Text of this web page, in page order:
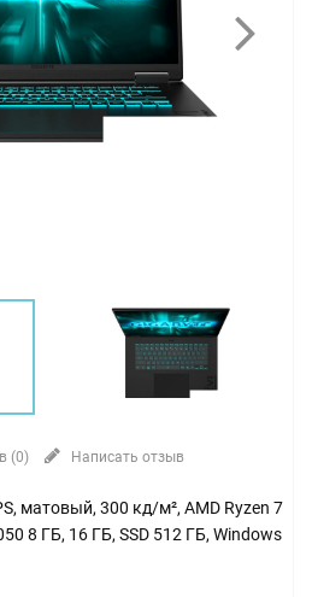
(0) Написать отзыв
матовый, 300 кд/м², AMD Ryzen 7
8 ГБ, 16 ГБ, SSD 512 ГБ, Windows